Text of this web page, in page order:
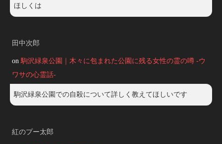
ほしくは
田中次郎
on 駒沢緑泉公園｜木々に包まれた公園に残る女性の霊の噂 -ウ
ワサの心霊話-
駒沢緑泉公園での自殺について詳しく教えてほしいです
紅のプー太郎